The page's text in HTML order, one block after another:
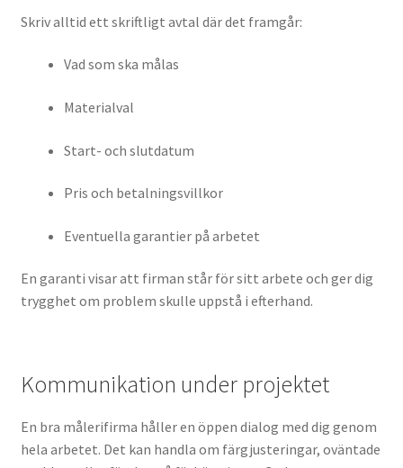
Skriv alltid ett skriftligt avtal där det framgår:
Vad som ska målas
Materialval
Start- och slutdatum
Pris och betalningsvillkor
Eventuella garantier på arbetet
En garanti visar att firman står för sitt arbete och ger dig
trygghet om problem skulle uppstå i efterhand.
Kommunikation under projektet
En bra målerifirma håller en öppen dialog med dig genom
hela arbetet. Det kan handla om färgjusteringar, oväntade